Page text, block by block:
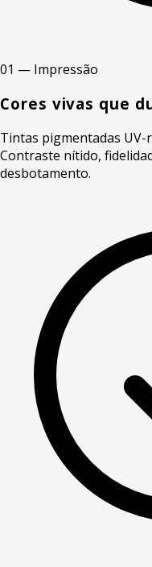
01 — Impressão
Cores vivas que
Tintas pigmentadas
Contraste nítido,
desbotamento.